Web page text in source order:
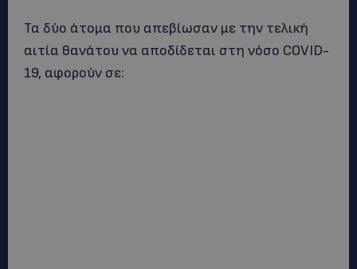
Τα δύο άτομα που απεβίωσαν με την τελική
αιτία θανάτου να αποδίδεται στη νόσο COVID-
19, αφορούν σε: